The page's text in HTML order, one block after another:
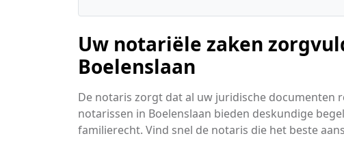
Uw notariële zaken
Boelenslaan
De notaris zorgt dat al uw juridische documenten
notarissen in Boelenslaan bieden deskundige
familierecht. Vind snel de notaris die het beste